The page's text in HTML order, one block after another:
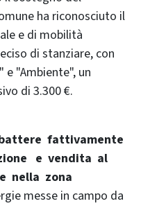
ha riconosciuto il
e di mobilità
di stanziare, con
"Ambiente", un
di 3.300 €.
fattivamente
e vendita al
nella zona
messe in campo da